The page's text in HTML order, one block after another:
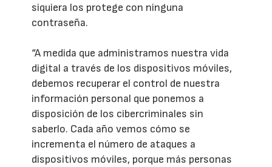
siquiera los protege con ninguna
contraseña.
“A medida que administramos nuestra vida
digital a través de los dispositivos móviles,
debemos recuperar el control de nuestra
información personal que ponemos a
disposición de los cibercriminales sin
saberlo. Cada año vemos cómo se
incrementa el número de ataques a
dispositivos móviles, porque más personas